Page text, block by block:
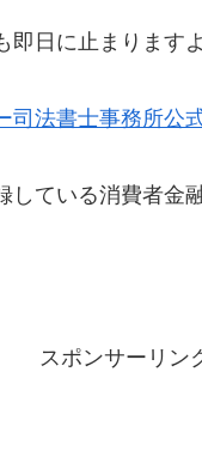
日に止まりますよ
司法書士事務所公
ている消費者金
スポンサーリン